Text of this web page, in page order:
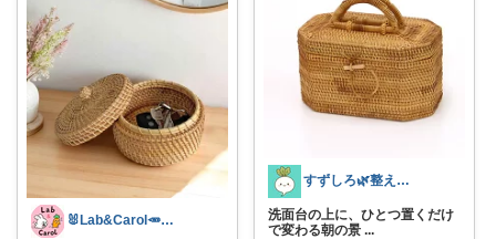
🐰Lab&Carol🥕のｲﾝﾃﾘｱ
すずしろ🌿整えながら、ゆるく暮らす
洗面台の上に、ひとつ置くだけ
で変わる朝の景 ...